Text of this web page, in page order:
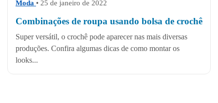
Moda • 25 de janeiro de 2022
Combinações de roupa usando bolsa de crochê
Super versátil, o crochê pode aparecer nas mais diversas
produções. Confira algumas dicas de como montar os
looks...